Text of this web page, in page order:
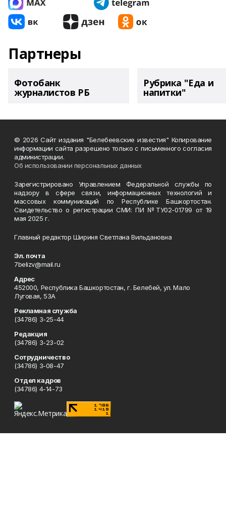
Партнеры
Фотобанк
журналистов РБ
Рубрика "Еда и
напитки"
© 2026 Сайт издания "Белебеевские известия" Копирование
информации сайта разрешено только с письменного согласия
администрации.
Об использовании персональных данных
Зарегистрировано Управлением Федеральной службы по
надзору в сфере связи, информационных технологий и
массовых коммуникаций по Республике Башкортостан.
Свидетельство о регистрации СМИ: ПИ №ТУ02-01799 от 19
мая 2025 г.
Главный редактор Шириня Светлана Вильдановна
Эл. почта
7belizv@mail.ru
Адрес
452000, Республика Башкортостан, г. Белебей, ул. Мало
Луговая, 53А
Рекламная служба
(34786) 3-25-44
Редакция
(34786) 3-23-02
Сотрудничество
(34786) 3-08-47
Отдел кадров
(34786) 4-14-73